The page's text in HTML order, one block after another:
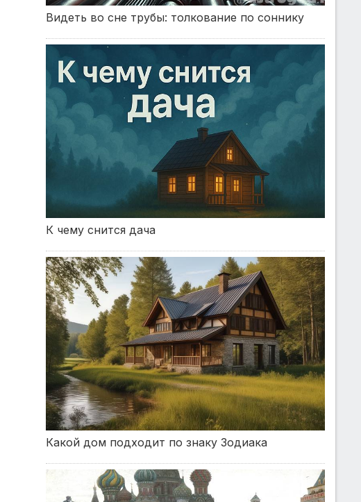
Видеть во сне трубы: толкование по соннику
К чему снится дача
Какой дом подходит по знаку Зодиака